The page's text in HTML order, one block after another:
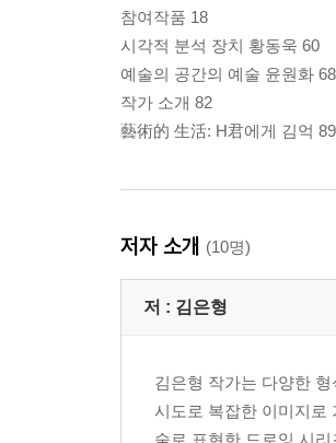
참여작품 18
시각적 분석 장치 황동욱 60
예술의 공간의 예술 윤원화 68
작가 소개 82
藝術的 生活: H君에게 김억 89
저자 소개 (10명)
저 : 김은형
김은형 작가는 다양한
시도로 복잡한 이미지로